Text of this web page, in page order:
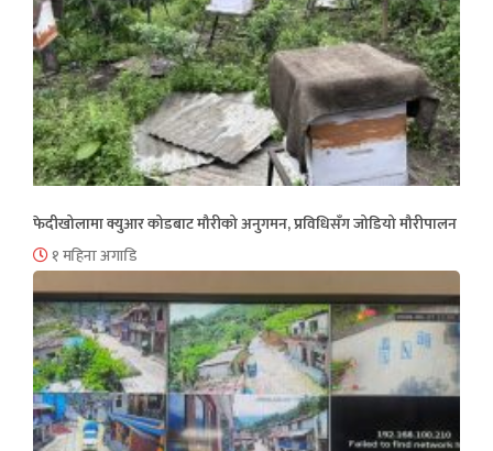
फेदीखोलामा क्युआर कोडबाट मौरीको अनुगमन, प्रविधिसँग जोडियो मौरीपालन
१ महिना अगाडि